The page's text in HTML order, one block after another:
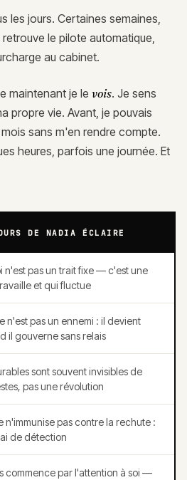
les jours. Certaines semaines,
le pilote automatique,
au cabinet.
maintenant je le vois. Je sens
propre vie. Avant, je pouvais
sans m'en rendre compte.
heures, parfois une journée. Et
DE NADIA ÉCLAIRE
n'est pas un trait fixe — c'est une
et qui fluctue
n'est pas un ennemi : il devient
il gouverne sans relais
sont souvent invisibles de
pas une révolution
n'immunise pas contre la rechute :
de détection
commence par l'attention à soi —